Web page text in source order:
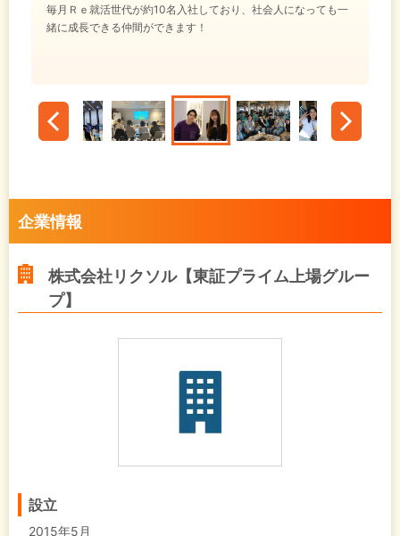
毎月Ｒｅ就活世代が約10名入社しており、社会人になっても一
緒に成長できる仲間ができます！
企業情報
株式会社リクソル【東証プライム上場グルー
プ】
設立
2015年5月